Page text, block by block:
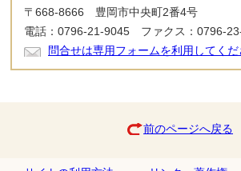
〒668-8666 豊岡市中央町2番4号
電話：0796-21-9045 ファクス：0796-
問合せは専用フォームを利用してくだ
前のページへ戻る